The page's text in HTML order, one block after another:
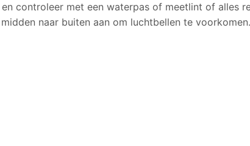
en controleer met een waterpas of meetlint of alles
naar buiten aan om luchtbellen te voorkomen.